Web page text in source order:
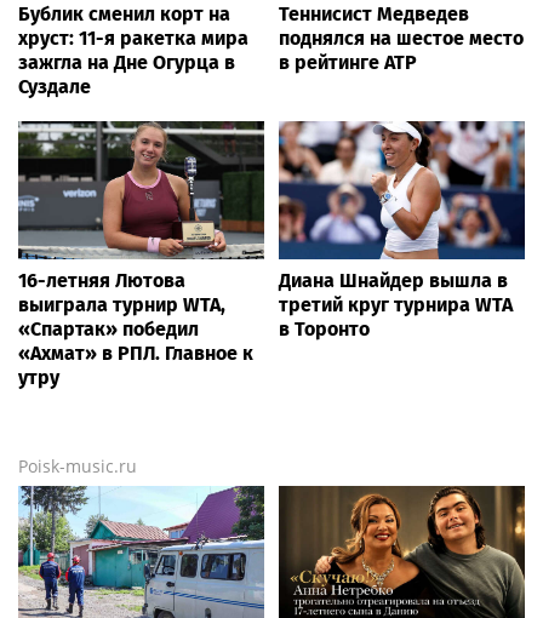
Бублик сменил корт на
хруст: 11-я ракетка мира
зажгла на Дне Огурца в
Суздале
Теннисист Медведев
поднялся на шестое место
в рейтинге ATP
16-летняя Лютова
выиграла турнир WTA,
«Спартак» победил
«Ахмат» в РПЛ. Главное к
утру
Диана Шнайдер вышла в
третий круг турнира WTA
в Торонто
Poisk-music.ru